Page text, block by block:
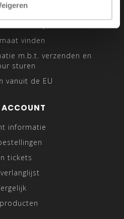
Tailor
vinden
m.b.t. verzenden en
sturen
vanuit de EU
informatie
tickets